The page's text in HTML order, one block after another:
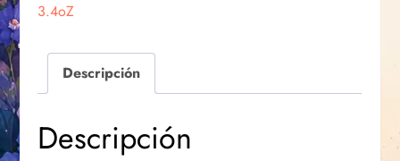
3.4oZ
Descripción
Descripción